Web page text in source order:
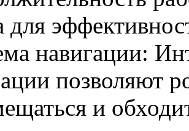
для
навигации:
позволяют
и